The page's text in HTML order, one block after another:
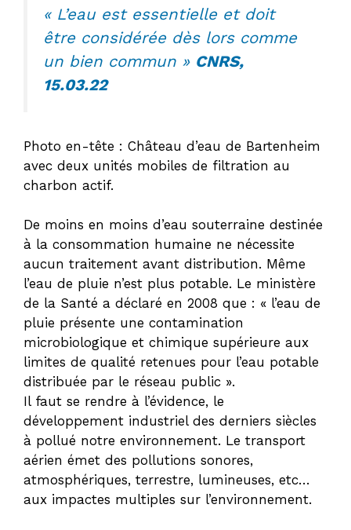
« L’eau est essentielle et doit
être considérée dès lors comme
un bien commun » CNRS,
15.03.22
Photo en-tête : Château d’eau de Bartenheim
avec deux unités mobiles de filtration au
charbon actif.
De moins en moins d’eau souterraine destinée
à la consommation humaine ne nécessite
aucun traitement avant distribution. Même
l’eau de pluie n’est plus potable. Le ministère
de la Santé a déclaré en 2008 que : « l’eau de
pluie présente une contamination
microbiologique et chimique supérieure aux
limites de qualité retenues pour l’eau potable
distribuée par le réseau public ».
Il faut se rendre à l’évidence, le
développement industriel des derniers siècles
à pollué notre environnement. Le transport
aérien émet des pollutions sonores,
atmosphériques, terrestre, lumineuses, etc…
aux impactes multiples sur l’environnement.